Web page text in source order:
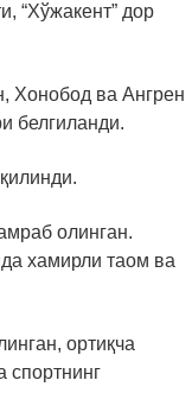
“Хўжакент” дор
Хонобод ва Ангрен
белгиланди.
олинган.
хамирли таом ва
ортиқча
спортнинг